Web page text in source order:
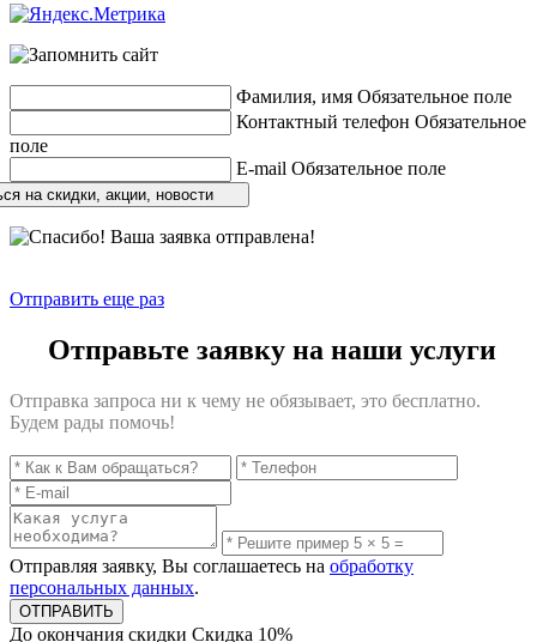
Фамилия, имя Обязательное поле
Контактный телефон Обязательное
поле
E-mail Обязательное поле
на скидки, акции, новости
Отправить еще раз
Отправьте заявку на наши услуги
Отправка запроса ни к чему не обязывает, это бесплатно.
Будем рады помочь!
Отправляя заявку, Вы соглашаетесь на обработку
персональных данных.
До окончания скидки Скидка 10%